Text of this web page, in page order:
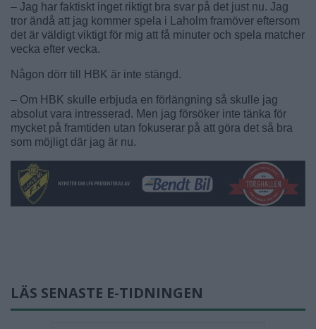
– Jag har faktiskt inget riktigt bra svar på det just nu. Jag
tror ändå att jag kommer spela i Laholm framöver eftersom
det är väldigt viktigt för mig att få minuter och spela matcher
vecka efter vecka.
Någon dörr till HBK är inte stängd.
– Om HBK skulle erbjuda en förlängning så skulle jag
absolut vara intresserad. Men jag försöker inte tänka för
mycket på framtiden utan fokuserar på att göra det så bra
som möjligt där jag är nu.
LÄS SENASTE E-TIDNINGEN